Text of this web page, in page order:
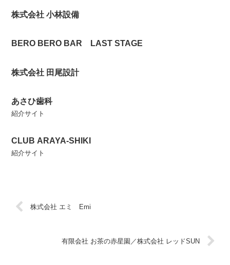
株式会社 小林設備
BERO BERO BAR LAST STAGE
株式会社 田尾設計
あさひ歯科
紹介サイト
CLUB ARAYA‐SHIKI
紹介サイト
株式会社 エミ Emi
有限会社 お茶の赤星園／株式会社 レッドSUN